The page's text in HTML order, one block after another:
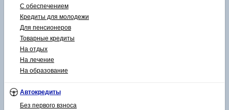
С обеспечением
Кредиты для молодежи
Для пенсионеров
Товарные кредиты
На отдых
На лечение
На образование
Автокредиты
Без первого взноса